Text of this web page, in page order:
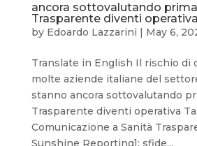
ancora sottovalutando
Trasparente diventi operativa
by Edoardo Lazzarini | May 6,
Translate in English Il rischio di
molte aziende italiane del
stanno ancora sottovalutando
Trasparente diventi operativa
Comunicazione a Sanità
Sunshine Reporting]: sfide...